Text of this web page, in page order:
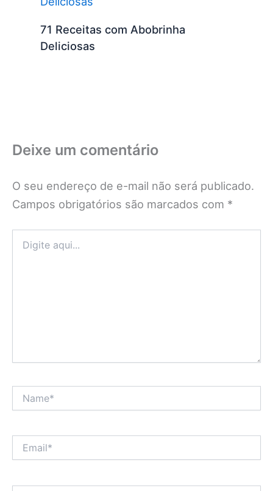
71 Receitas com Abobrinha
Deliciosas
Deixe um comentário
O seu endereço de e-mail não será publicado.
Campos obrigatórios são marcados com *
aqui...